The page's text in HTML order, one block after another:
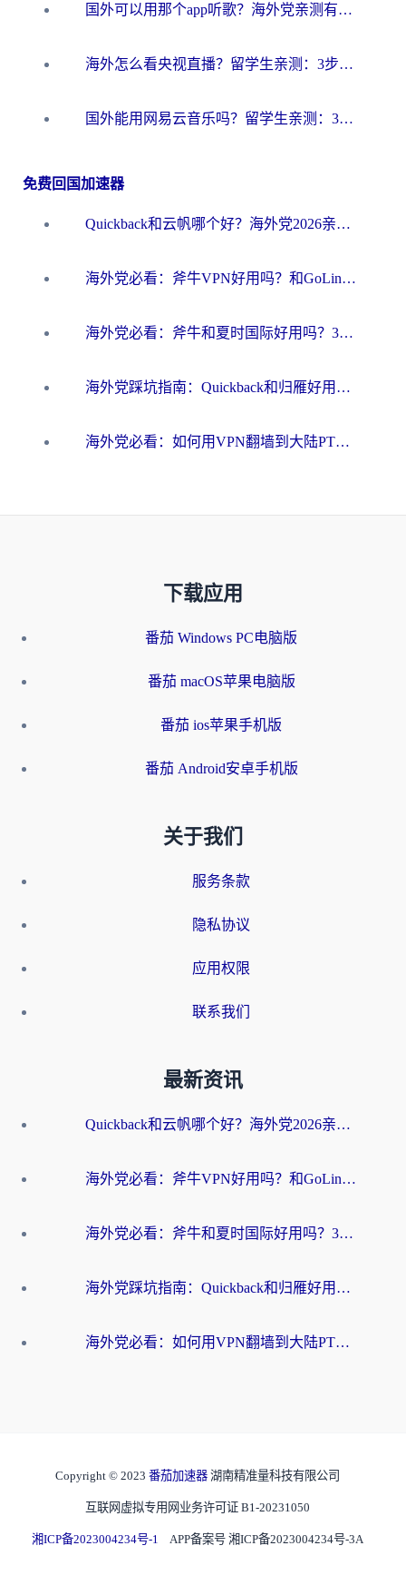
国外可以用那个app听歌？海外党亲测有效的回国加速方案，轻松听国内音乐听书
海外怎么看央视直播？留学生亲测：3步解决版权限制+追剧自由
国外能用网易云音乐吗？留学生亲测：3步解决海外听歌难题
免费回国加速器
Quickback和云帆哪个好？海外党2026亲测指南：选对加速器大陆工具，无缝刷国内剧玩国服
海外党必看：斧牛VPN好用吗？和GoLinkVPN对比哪个回国效果更好？
海外党必看：斧牛和夏时国际好用吗？3步选对回国加速器，无缝刷国内资源
海外党踩坑指南：Quickback和归雁好用吗？选对加速器才能无缝刷国内资源
海外党必看：如何用VPN翻墙到大陆PTT？一篇解决你所有回国加速痛点
下载应用
番茄 Windows PC电脑版
番茄 macOS苹果电脑版
番茄 ios苹果手机版
番茄 Android安卓手机版
关于我们
服务条款
隐私协议
应用权限
联系我们
最新资讯
Quickback和云帆哪个好？海外党2026亲测指南：选对加速器大陆工具，无缝刷国内剧玩国服
海外党必看：斧牛VPN好用吗？和GoLinkVPN对比哪个回国效果更好？
海外党必看：斧牛和夏时国际好用吗？3步选对回国加速器，无缝刷国内资源
海外党踩坑指南：Quickback和归雁好用吗？选对加速器才能无缝刷国内资源
海外党必看：如何用VPN翻墙到大陆PTT？一篇解决你所有回国加速痛点
Copyright © 2023 番茄加速器 湖南精准量科技有限公司
互联网虚拟专用网业务许可证 B1-20231050
湘ICP备2023004234号-1 APP备案号 湘ICP备2023004234号-3A